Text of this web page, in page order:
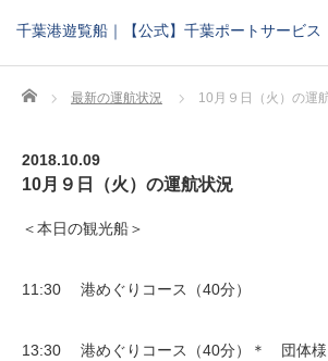
千葉港遊覧船｜【公式】千葉ポートサービス
Home 最新の運航状況 10月９日（火）の運
2018.10.09
10月９日（火）の運航状況
＜本日の観光船＞
11:30 港めぐりコース（40分）
13:30 港めぐりコース（40分）＊ 団体様